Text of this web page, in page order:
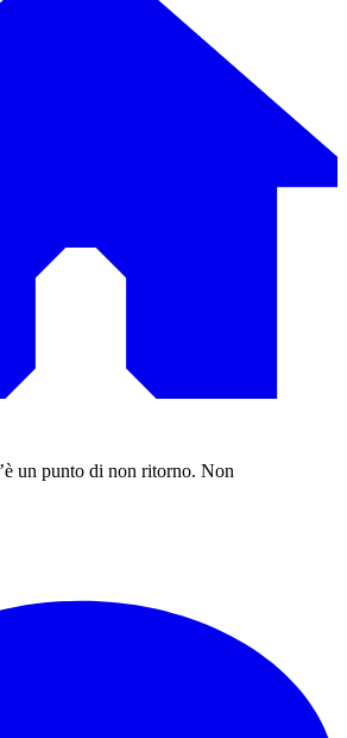
un punto di non ritorno. Non